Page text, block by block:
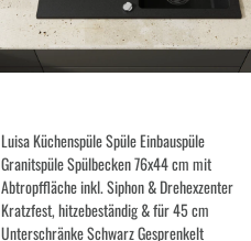
Luisa Küchenspüle Spüle Einbauspüle
Granitspüle Spülbecken 76x44 cm mit
Abtropffläche inkl. Siphon & Drehexzenter
Kratzfest, hitzebeständig & für 45 cm
Unterschränke Schwarz Gesprenkelt